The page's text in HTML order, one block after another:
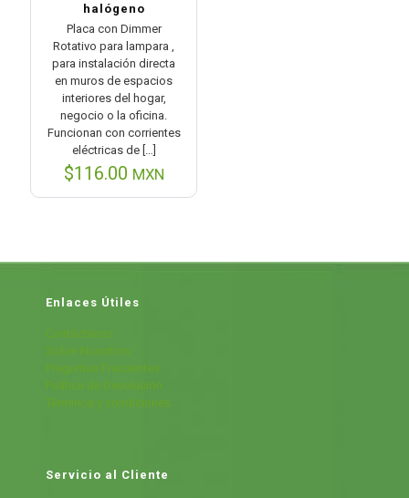
halógeno
Placa con Dimmer
Rotativo para lampara ,
para instalación directa
en muros de espacios
interiores del hogar,
negocio o la oficina.
Funcionan con corrientes
eléctricas de[…]
$116.00 MXN
Enlaces Útiles
Contáctanos
Sobre Nosotros
Preguntas Frecuentes
Política de Devolución
Términos y condiciones
Servicio al Cliente